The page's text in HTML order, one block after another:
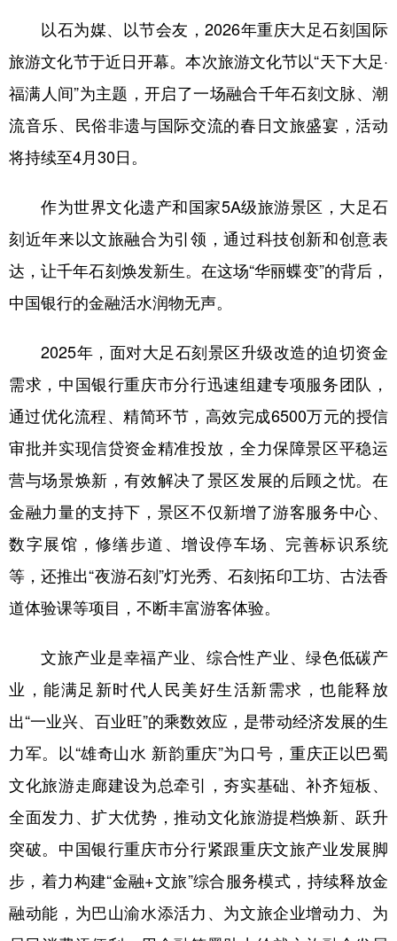
以石为媒、以节会友，2026年重庆大足石刻国际
旅游文化节于近日开幕。本次旅游文化节以“天下大足·
福满人间”为主题，开启了一场融合千年石刻文脉、潮
流音乐、民俗非遗与国际交流的春日文旅盛宴，活动
将持续至4月30日。
作为世界文化遗产和国家5A级旅游景区，大足石
刻近年来以文旅融合为引领，通过科技创新和创意表
达，让千年石刻焕发新生。在这场“华丽蝶变”的背后，
中国银行的金融活水润物无声。
2025年，面对大足石刻景区升级改造的迫切资金
需求，中国银行重庆市分行迅速组建专项服务团队，
通过优化流程、精简环节，高效完成6500万元的授信
审批并实现信贷资金精准投放，全力保障景区平稳运
营与场景焕新，有效解决了景区发展的后顾之忧。在
金融力量的支持下，景区不仅新增了游客服务中心、
数字展馆，修缮步道、增设停车场、完善标识系统
等，还推出“夜游石刻”灯光秀、石刻拓印工坊、古法香
道体验课等项目，不断丰富游客体验。
文旅产业是幸福产业、综合性产业、绿色低碳产
业，能满足新时代人民美好生活新需求，也能释放
出“一业兴、百业旺”的乘数效应，是带动经济发展的生
力军。以“雄奇山水 新韵重庆”为口号，重庆正以巴蜀
文化旅游走廊建设为总牵引，夯实基础、补齐短板、
全面发力、扩大优势，推动文化旅游提档焕新、跃升
突破。中国银行重庆市分行紧跟重庆文旅产业发展脚
步，着力构建“金融+文旅”综合服务模式，持续释放金
融动能，为巴山渝水添活力、为文旅企业增动力、为